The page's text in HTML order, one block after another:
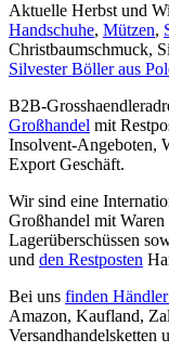
Aktuelle Herbst und
Handschuhe, Mützen,
Christbaumschmuck,
Silvester Böller aus
B2B-
Großhandel mit
Insolvent-Angeboten,
Export Geschäft.
Wir sind eine
Großhandel mit
Lagerüberschüssen
und den Restposten
Bei uns finden
Amazon, Kaufland,
Versandhandelsketten